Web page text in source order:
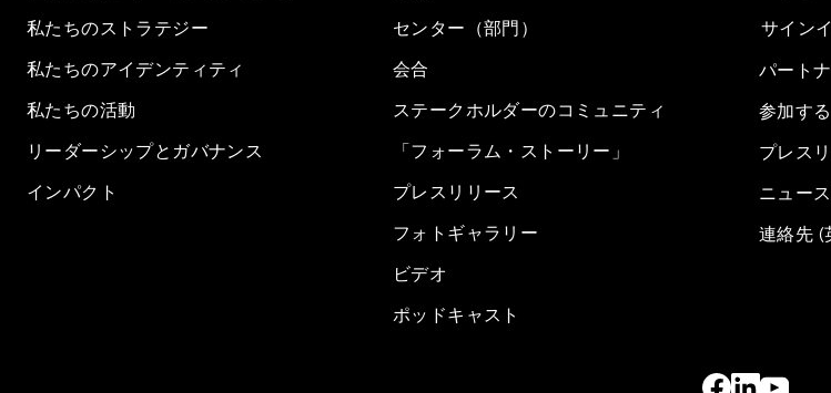
私たちのストラテジー
私たちのアイデンティティ
私たちの活動
リーダーシップとガバナンス
インパクト
センター（部門）
会合
ステークホルダーのコミュニティ
「フォーラム・ストーリー」
プレスリリース
フォトギャラリー
ビデオ
ポッドキャスト
サイン
パート
参加す
プレス
ニュー
連絡先 (